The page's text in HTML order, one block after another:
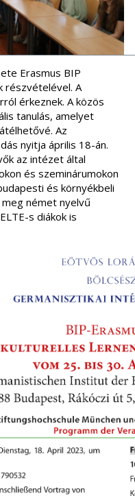
Erasmus BIP
részvételével. A
érkeznek. A közös
tanulás, amelyet
Az
nyitja április 18-án.
az intézet által
és szeminárumokon
és környékbeli
német nyelvű
s diákok is